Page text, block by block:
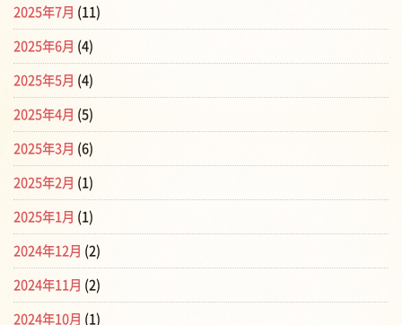
2025年7月 (11)
2025年6月 (4)
2025年5月 (4)
2025年4月 (5)
2025年3月 (6)
2025年2月 (1)
2025年1月 (1)
2024年12月 (2)
2024年11月 (2)
2024年10月 (1)